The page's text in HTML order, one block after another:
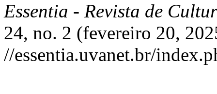
Essentia - Revista de
24, no. 2 (fevereiro 20,
//essentia.uvanet.br/